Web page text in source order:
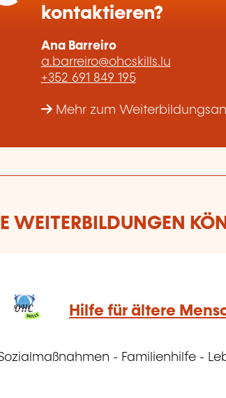
kontaktieren?
Ana Barreiro
a.barreiro@ohcskills.lu
+352 691 849 195
Mehr zum
WEITERBILDUNGEN
Hilfe für ältere
- Familienhilfe -